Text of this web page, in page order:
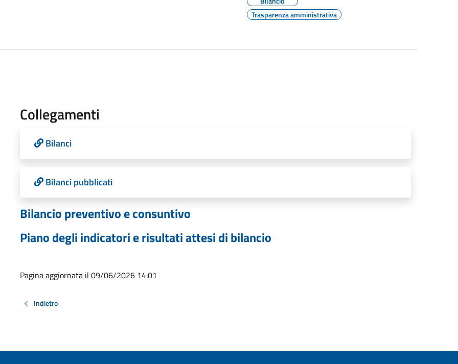
Trasparenza amministrativa
Collegamenti
Bilanci
Bilanci pubblicati
Bilancio preventivo e consuntivo
Piano degli indicatori e risultati attesi di bilancio
Pagina aggiornata il 09/06/2026 14:01
Indietro